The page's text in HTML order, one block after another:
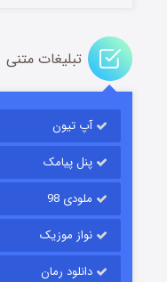
تبلیغات متنی
آپ تیون
پنل پیامک
ملودی 98
نواز موزیک
دانلود رمان